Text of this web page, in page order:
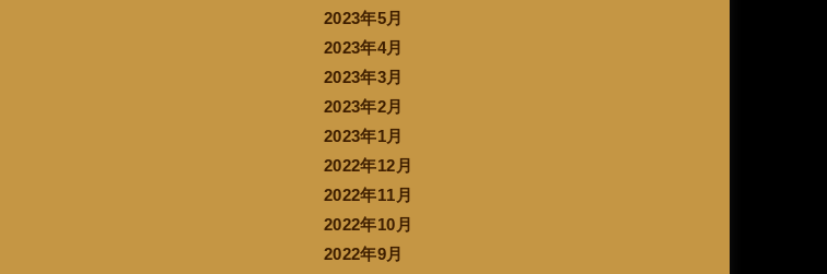
2023年5月
2023年4月
2023年3月
2023年2月
2023年1月
2022年12月
2022年11月
2022年10月
2022年9月